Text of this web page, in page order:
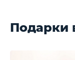
Подарки